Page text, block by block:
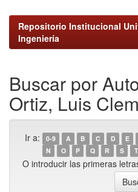
Repositorio Institucional
Ingeniería
Buscar por
Ortiz, Luis
Ir a: 0-9 A B C D E
N
O P Q R S T
O introducir las primeras